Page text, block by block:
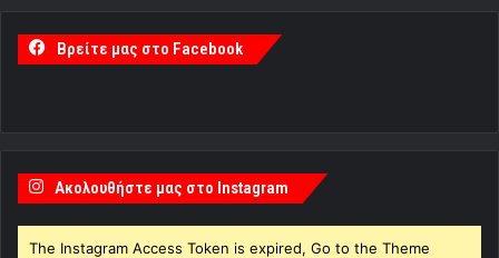
Βρείτε μας στο Facebook
Ακολουθήστε μας στο Instagram
The Instagram Access Token is expired, Go to the Theme